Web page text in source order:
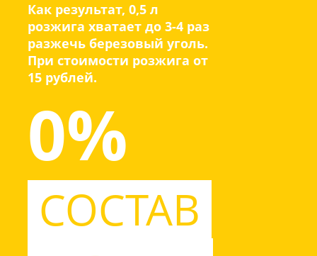
Как результат, 0,5 л
розжига хватает до 3-4 раз
разжечь березовый уголь.
При стоимости розжига от
15 рублей.
0%
СОСТАВ